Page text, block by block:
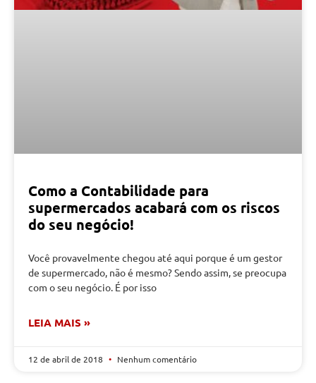
Como a Contabilidade para
supermercados acabará com os riscos
do seu negócio!
Você provavelmente chegou até aqui porque é um gestor
de supermercado, não é mesmo? Sendo assim, se preocupa
com o seu negócio. É por isso
LEIA MAIS »
12 de abril de 2018 Nenhum comentário